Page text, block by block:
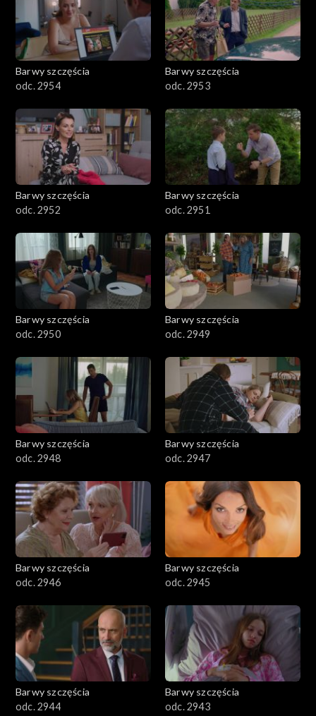
Barwy szczęścia
odc. 2954
Barwy szczęścia
odc. 2953
Barwy szczęścia
odc. 2952
Barwy szczęścia
odc. 2951
Barwy szczęścia
odc. 2950
Barwy szczęścia
odc. 2949
Barwy szczęścia
odc. 2948
Barwy szczęścia
odc. 2947
Barwy szczęścia
odc. 2946
Barwy szczęścia
odc. 2945
Barwy szczęścia
odc. 2944
Barwy szczęścia
odc. 2943